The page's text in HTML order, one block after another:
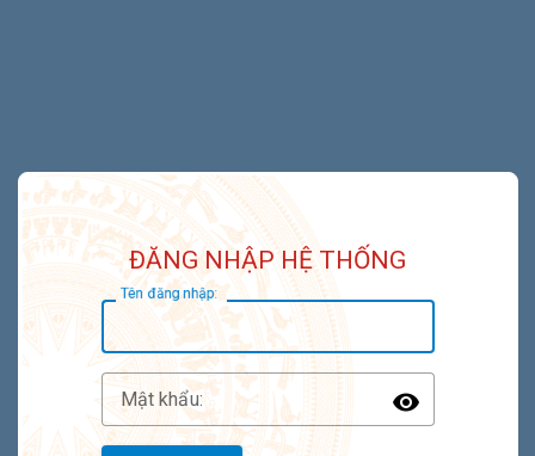
ĐĂNG NHẬP HỆ THỐNG
Tên đăng nhập:
Mật khẩu:
Toggle